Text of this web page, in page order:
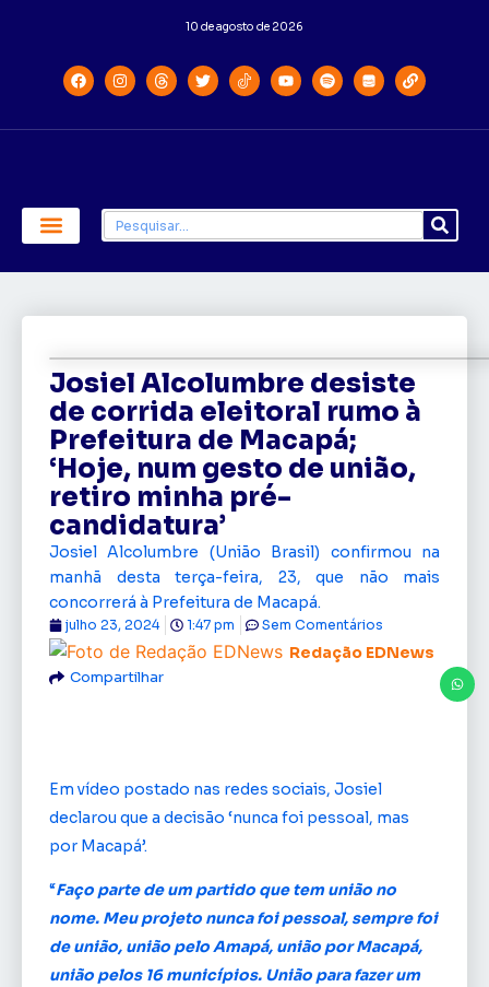
10 de agosto de 2026
Josiel Alcolumbre desiste
de corrida eleitoral rumo à
Prefeitura de Macapá;
‘Hoje, num gesto de união,
retiro minha pré-
candidatura’
Josiel Alcolumbre (União Brasil) confirmou na
manhã desta terça-feira, 23, que não mais
concorrerá à Prefeitura de Macapá.
Redação EDNews
julho 23, 2024 1:47 pm Sem Comentários
Compartilhar
Em vídeo postado nas redes sociais, Josiel
declarou que a decisão ‘nunca foi pessoal, mas
por Macapá’.
“Faço parte de um partido que tem união no
nome. Meu projeto nunca foi pessoal, sempre foi
de união, união pelo Amapá, união por Macapá,
união pelos 16 municípios. União para fazer um